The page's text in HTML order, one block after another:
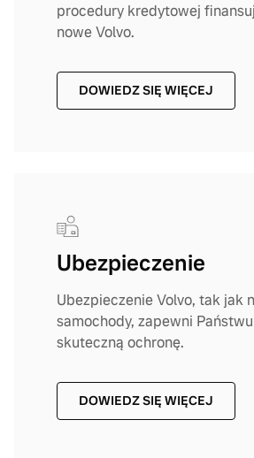
procedury kredytowej
nowe Volvo.
DOWIEDZ SIĘ WIĘCEJ
Ubezpieczenie
Ubezpieczenie Volvo, tak jak
samochody, zapewni
skuteczną ochronę.
DOWIEDZ SIĘ WIĘCEJ